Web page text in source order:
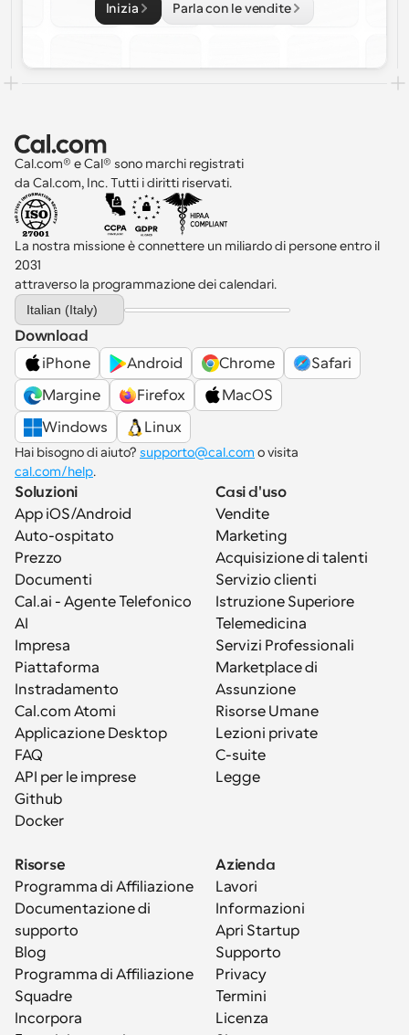
Inizia Parla con le vendite
Cal.com® e Cal® sono marchi registrati
da Cal.com, Inc. Tutti i diritti riservati.
La nostra missione è connettere un miliardo di persone entro il
2031
attraverso la programmazione dei calendari.
Select Language
Italian (Italy)
Download
iPhone
Android Chrome
Safari
Margine
Firefox
MacOS
Windows
Linux
Hai bisogno di aiuto? supporto@cal.com
cal.com/help.
Soluzioni
App iOS/Android
Auto-ospitato
Prezzo
Documenti
Cal.ai - Agente Telefonico
AI
Impresa
Piattaforma
Instradamento
Cal.com Atomi
Applicazione Desktop
FAQ
API per le imprese
Github
Docker
Casi d'uso
Vendite
Marketing
Acquisizione di talenti
Servizio clienti
Istruzione Superiore
Telemedicina
Servizi Professionali
Marketplace di
Assunzione
Risorse Umane
Lezioni private
C-suite
Legge
Risorse
Programma di Affiliazione
Documentazione di
supporto
Blog
Programma di Affiliazione
Squadre
Incorpora
Azienda
Lavori
Informazioni
Apri Startup
Supporto
Privacy
Termini
Licenza